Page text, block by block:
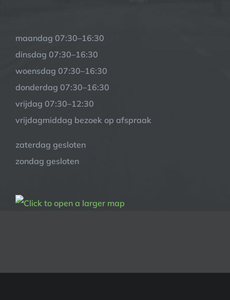
maandag 07:30–16:30
dinsdag 07:30–16:30
woensdag 07:30–16:30
donderdag 07:30–16:30
vrijdag 07:30–12:30
vrijdagmiddag bezoek op afspraak
zaterdag gesloten
zondag gesloten